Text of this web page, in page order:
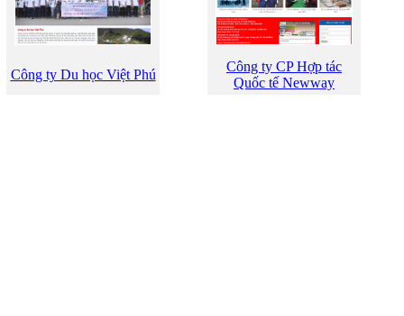
Công ty Du học Việt Phú
Công ty CP Hợp tác
Quốc tế Newway